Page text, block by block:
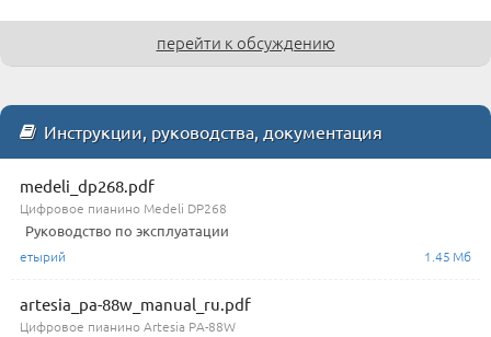
перейти к обсуждению
Инструкции, руководства, документация
medeli_dp268.pdf
Цифровое пианино Medeli DP268
Руководство по эксплуатации
етырий 1.45 Мб
artesia_pa-88w_manual_ru.pdf
Цифровое пианино Artesia PA-88W